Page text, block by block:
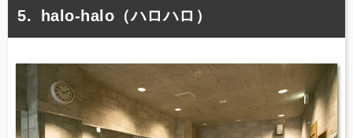
halo-halo（ハロハロ）